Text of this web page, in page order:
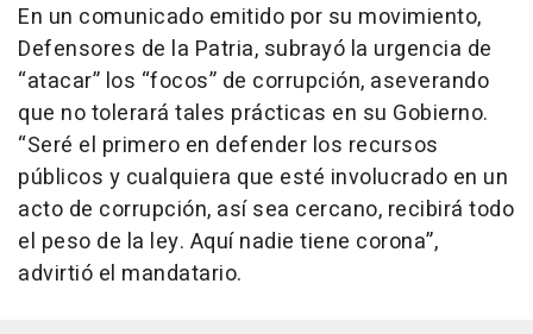
En un comunicado emitido por su movimiento,
Defensores de la Patria, subrayó la urgencia de
“atacar” los “focos” de corrupción, aseverando
que no tolerará tales prácticas en su Gobierno.
“Seré el primero en defender los recursos
públicos y cualquiera que esté involucrado en un
acto de corrupción, así sea cercano, recibirá todo
el peso de la ley. Aquí nadie tiene corona”,
advirtió el mandatario.